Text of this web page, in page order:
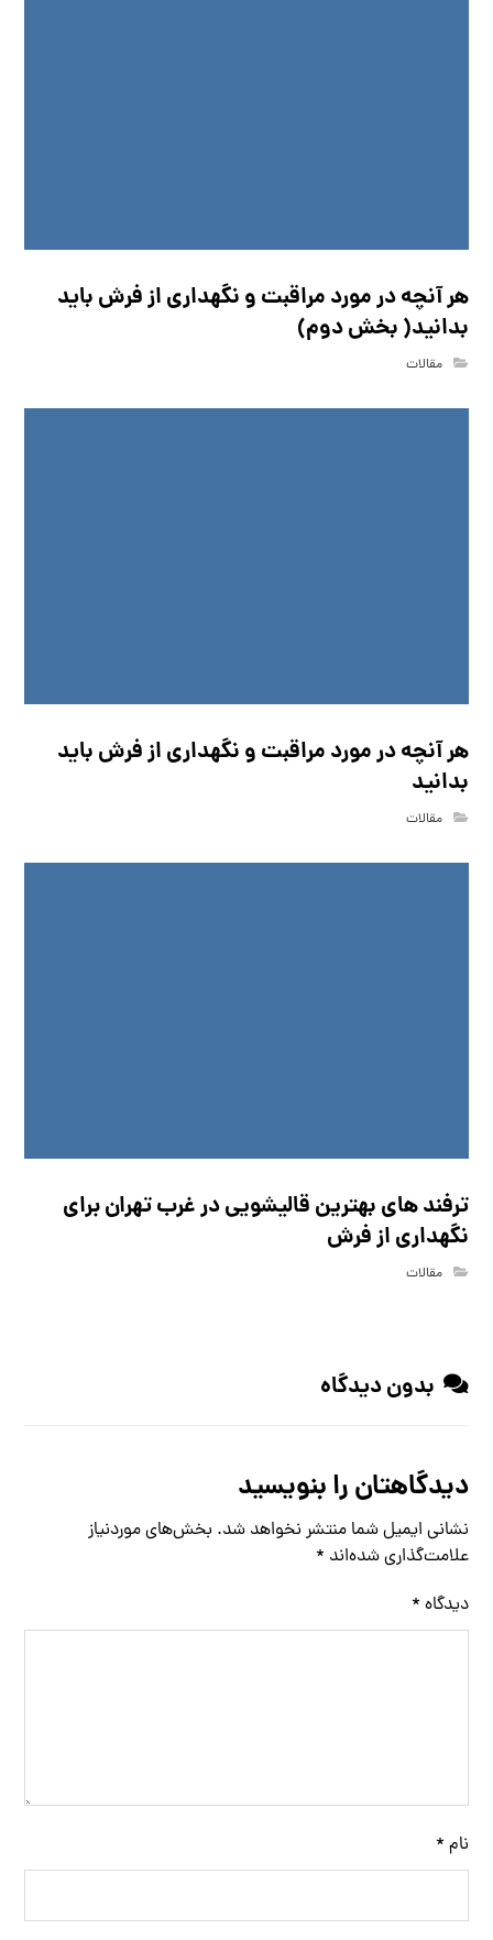
هر آنچه در مورد مراقبت و نگهداری از فرش باید
بدانید( بخش دوم)
مقالات
هر آنچه در مورد مراقبت و نگهداری از فرش باید
بدانید
مقالات
ترفند های بهترین قالیشویی در غرب تهران برای
نگهداری از فرش
مقالات
بدون دیدگاه
دیدگاهتان را بنویسید
نشانی ایمیل شما منتشر نخواهد شد. بخش‌های موردنیاز
علامت‌گذاری شده‌اند *
دیدگاه *
نام *